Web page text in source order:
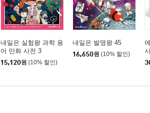
내일은 실험왕 과학 용
어 만화 사전 3
15,120원 (10% 할인)
내일은 발명왕 45
16,650원 (10% 할인)